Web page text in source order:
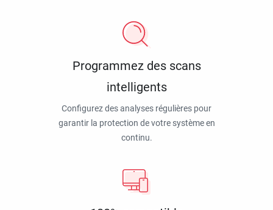
Programmez des scans
intelligents
Configurez des analyses régulières pour
garantir la protection de votre système en
continu.